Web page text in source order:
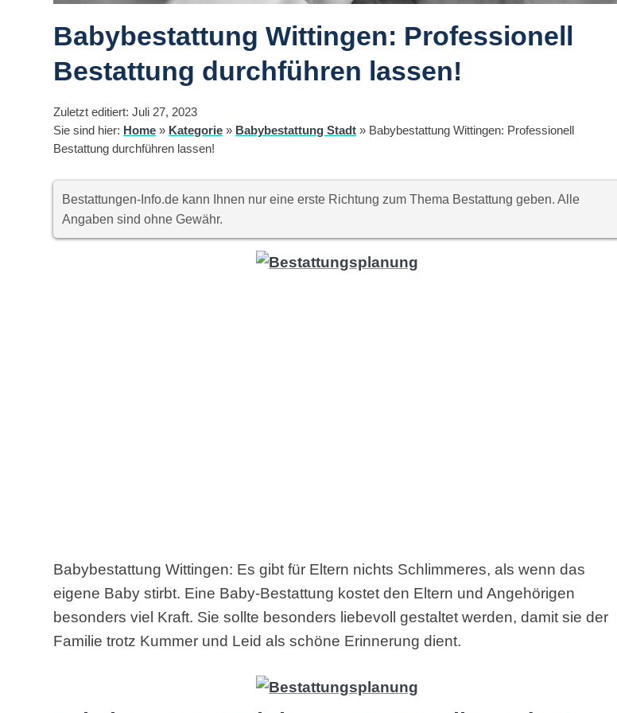
Babybestattung Wittingen: Professionell
Bestattung durchführen lassen!
Zuletzt editiert: Juli 27, 2023
Sie sind hier: Home » Kategorie » Babybestattung Stadt » Babybestattung Wittingen: Professionell
Bestattung durchführen lassen!
Bestattungen-Info.de kann Ihnen nur eine erste Richtung zum Thema Bestattung geben. Alle
Angaben sind ohne Gewähr.
Babybestattung Wittingen: Es gibt für Eltern nichts Schlimmeres, als wenn das
eigene Baby stirbt. Eine Baby-Bestattung kostet den Eltern und Angehörigen
besonders viel Kraft. Sie sollte besonders liebevoll gestaltet werden, damit sie der
Familie trotz Kummer und Leid als schöne Erinnerung dient.